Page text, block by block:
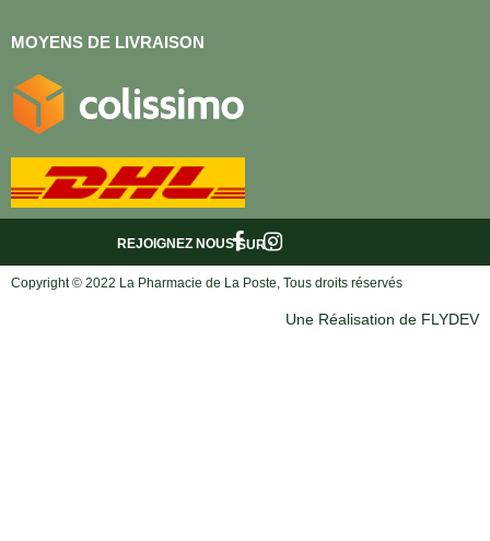
MOYENS DE LIVRAISON
SUR :
REJOIGNEZ NOUS
Copyright © 2022 La Pharmacie de La Poste, Tous droits réservés
Une Réalisation de FLYDEV